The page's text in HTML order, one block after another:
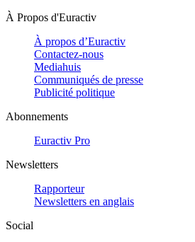
À Propos d'Euractiv
À propos d’Euractiv
Contactez-nous
Mediahuis
Communiqués de presse
Publicité politique
Abonnements
Euractiv Pro
Newsletters
Rapporteur
Newsletters en anglais
Social